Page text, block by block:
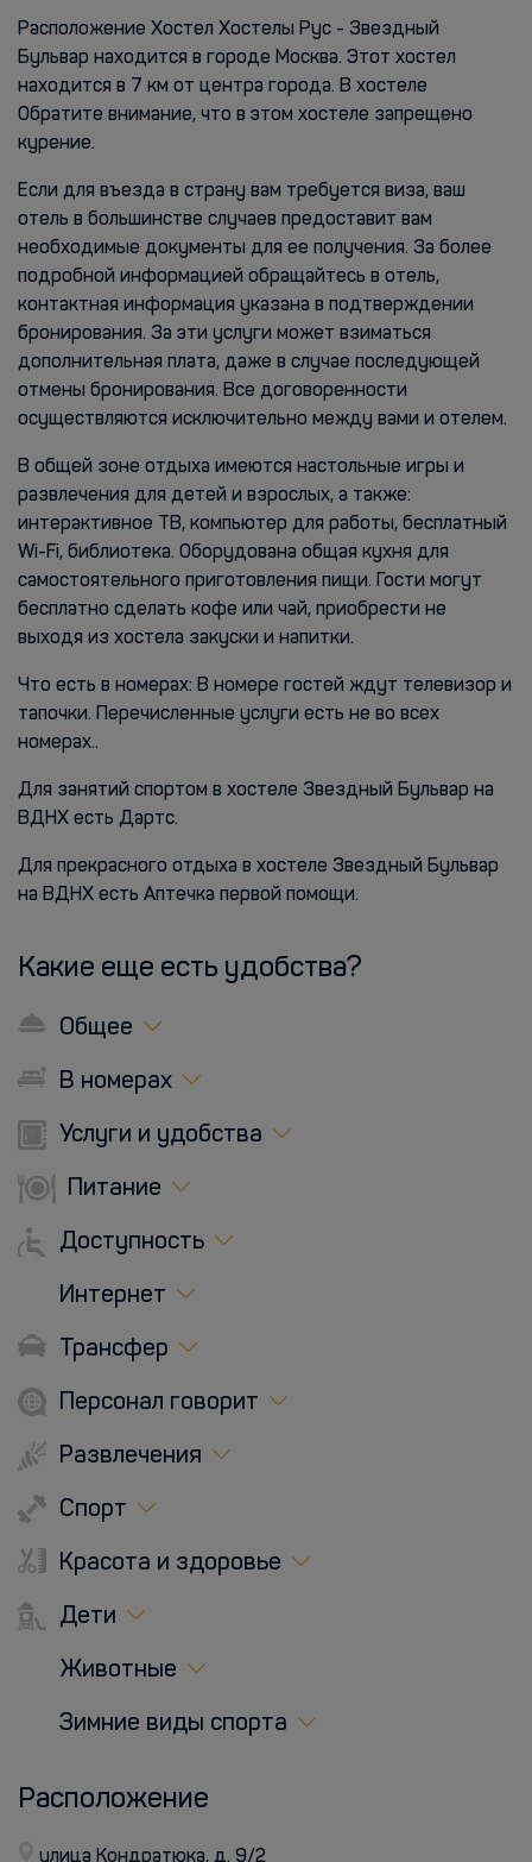
Расположение Хостел Хостелы Рус - Звездный
Бульвар находится в городе Москва. Этот хостел
находится в 7 км от центра города. В хостеле
Обратите внимание, что в этом хостеле запрещено
курение.
Если для въезда в страну вам требуется виза, ваш
отель в большинстве случаев предоставит вам
необходимые документы для ее получения. За более
подробной информацией обращайтесь в отель,
контактная информация указана в подтверждении
бронирования. За эти услуги может взиматься
дополнительная плата, даже в случае последующей
отмены бронирования. Все договоренности
осуществляются исключительно между вами и отелем.
В общей зоне отдыха имеются настольные игры и
развлечения для детей и взрослых, а также:
интерактивное ТВ, компьютер для работы, бесплатный
Wi-Fi, библиотека. Оборудована общая кухня для
самостоятельного приготовления пищи. Гости могут
бесплатно сделать кофе или чай, приобрести не
выходя из хостела закуски и напитки.
Что есть в номерах: В номере гостей ждут телевизор и
тапочки. Перечисленные услуги есть не во всех
номерах..
Для занятий спортом в хостеле Звездный Бульвар на
ВДНХ есть Дартс.
Для прекрасного отдыха в хостеле Звездный Бульвар
на ВДНХ есть Аптечка первой помощи.
Какие еще есть удобства?
Общее
В номерах
Услуги и удобства
Питание
Доступность
Интернет
Трансфер
Персонал говорит
Развлечения
Спорт
Красота и здоровье
Дети
Животные
Зимние виды спорта
Расположение
улица Кондратюка, д. 9/2